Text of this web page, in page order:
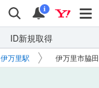
検索 通知
i
ID新規取得
伊万里駅 伊万里市脇